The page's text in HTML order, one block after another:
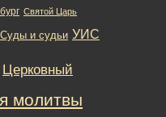
Святой Царь
Суды и судьи УИС
Церковный
молитвы